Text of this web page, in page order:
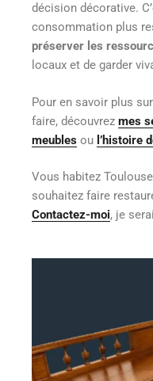
décision décorative.
consommation plus
préserver les
locaux et de garder
Pour en savoir plus
faire, découvrez mes
meubles ou l’histoire
Vous habitez
souhaitez faire
Contactez-moi, je